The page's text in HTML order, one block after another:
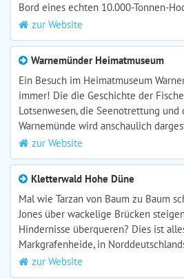
Bord eines echten 10.000-Tonnen-
zur Website
Warnemünder Heimatmuseum
Ein Besuch im Heimatmuseum
immer! Die die Geschichte der
Lotsenwesen, die Seenotrettung
Warnemünde wird anschaulich
zur Website
Kletterwald Hohe Düne
Mal wie Tarzan von Baum zu Baum
Jones über wackelige Brücken
Hindernisse überqueren? Dies ist
Markgrafenheide, in
zur Website